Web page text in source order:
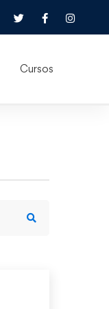
Cursos